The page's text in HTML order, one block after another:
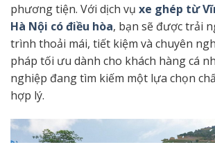
phương tiện. Với dịch vụ xe ghép từ
Hà Nội có điều hòa, bạn sẽ được trải
trình thoải mái, tiết kiệm và chuyên
pháp tối ưu dành cho khách hàng cá
nghiệp đang tìm kiếm một lựa chọn
hợp lý.